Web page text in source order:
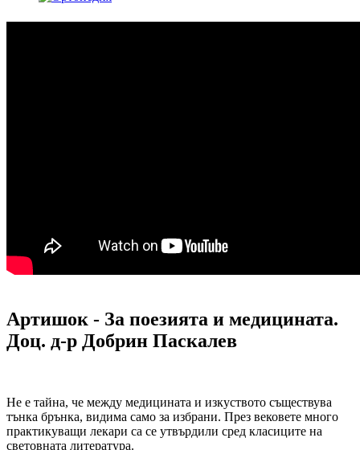
Артишок - За поезията и медицината.
Доц. д-р Добрин Паскалев
Не е тайна, че между медицината и изкуството съществува
тънка брънка, видима само за избрани. През вековете много
практикуващи лекари са се утвърдили сред класиците на
световната литература.